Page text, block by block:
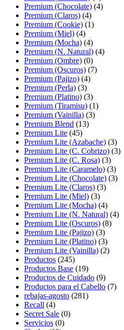
Premium (Chocolate) (4)
Premium (Claros) (4)
Premium (Cookie) (1)
Premium (Miel) (4)
Premium (Mocha) (4)
Premium (N. Natural) (4)
Premium (Ombre) (0)
Premium (Oscuros) (7)
Premium (Pajizo) (4)
Premium (Perla) (3)
Premium (Platino) (3)
Premium (Tiramisu) (1)
Premium (Vainilla) (3)
Premium Blend (13)
Premium Lite (45)
Premium Lite (Azabache) (3)
Premium Lite (C. Cobrizo) (3)
Premium Lite (C. Rosa) (3)
Premium Lite (Caramelo) (3)
Premium Lite (Chocolate) (3)
Premium Lite (Claros) (3)
Premium Lite (Miel) (3)
Premium Lite (Mocha) (4)
Premium Lite (N. Natural) (4)
Premium Lite (Oscuros) (8)
Premium Lite (Pajizo) (3)
Premium Lite (Platino) (3)
Premium Lite (Vainilla) (2)
Productos (245)
Productos Base (19)
Productos de Cuidado (9)
Productos para el Cabello (7)
rebajas-agosto (281)
Recall (4)
Secret Sale (0)
Servicios (0)